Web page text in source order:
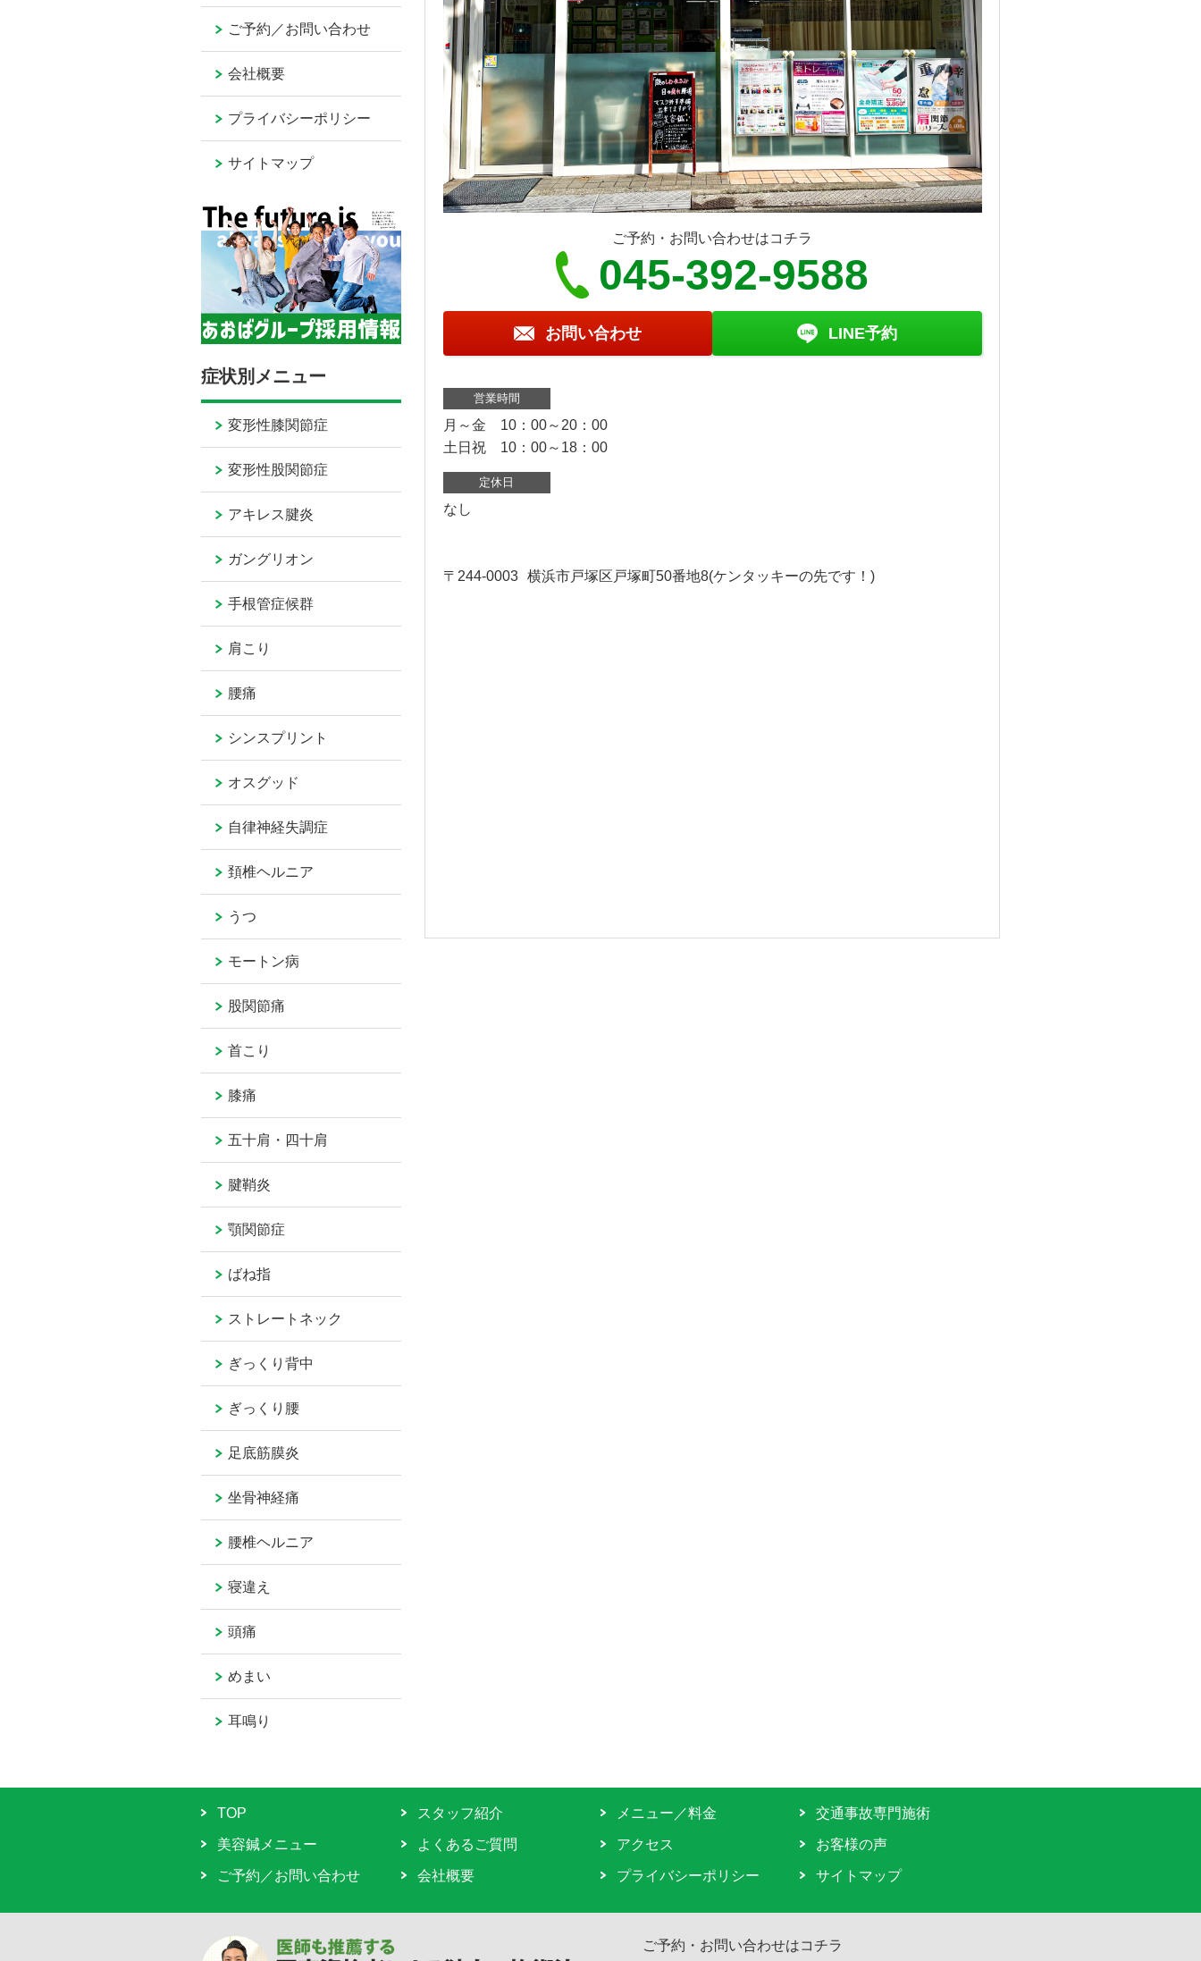
ご予約・お問い合わせはコチラ
045-392-9588
お問い合わせ LINE予約
営業時間
月～金 10：00～20：00
土日祝 10：00～18：00
定休日
なし
〒244-0003 横浜市戸塚区戸塚町50番地8(ケンタッキーの先です！)
ご予約／お問い合わせ
会社概要
プライバシーポリシー
サイトマップ
症状別メニュー
変形性膝関節症
変形性股関節症
アキレス腱炎
ガングリオン
手根管症候群
肩こり
腰痛
シンスプリント
オスグッド
自律神経失調症
頚椎ヘルニア
うつ
モートン病
股関節痛
首こり
膝痛
五十肩・四十肩
腱鞘炎
顎関節症
ばね指
ストレートネック
ぎっくり背中
ぎっくり腰
足底筋膜炎
坐骨神経痛
腰椎ヘルニア
寝違え
頭痛
めまい
耳鳴り
TOP スタッフ紹介 メニュー／料金 交通事故専門施術
美容鍼メニュー よくあるご質問 アクセス お客様の声
ご予約／お問い合わせ 会社概要 プライバシーポリシー サイトマップ
ご予約・お問い合わせはコチラ